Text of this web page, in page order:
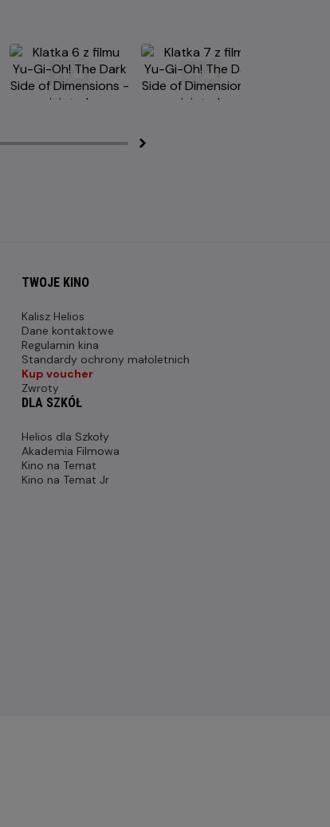
TWOJE KINO
Kalisz Helios
Dane kontaktowe
Regulamin kina
Standardy ochrony małoletnich
Kup voucher
Zwroty
DLA SZKÓŁ
Helios dla Szkoły
Akademia Filmowa
Kino na Temat
Kino na Temat Jr